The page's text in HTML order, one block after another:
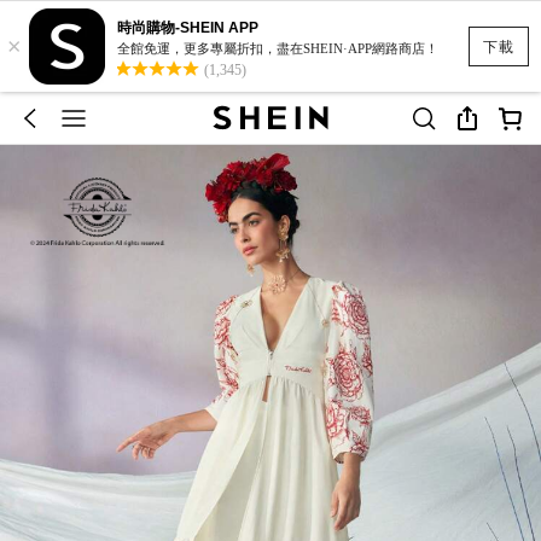
下載
×
時尚購物-SHEIN APP
全館免運，更多專屬折扣，盡在SHEIN·APP網路商店！
(1,345)